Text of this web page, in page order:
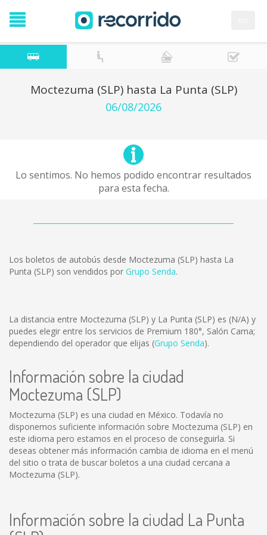
Moctezuma (SLP) hasta La Punta (SLP)
06/08/2026
Lo sentimos. No hemos podido encontrar resultados
para esta fecha.
Los boletos de autobús desde Moctezuma (SLP) hasta La
Punta (SLP) son vendidos por Grupo Senda.
La distancia entre Moctezuma (SLP) y La Punta (SLP) es (N/A) y
puedes elegir entre los servicios de Premium 180°, Salón Cama;
dependiendo del operador que elijas (Grupo Senda).
Información sobre la ciudad
Moctezuma (SLP)
Moctezuma (SLP) es una ciudad en México. Todavía no
disponemos suficiente información sobre Moctezuma (SLP) en
este idioma pero estamos en el proceso de conseguirla. Si
deseas obtener más información cambia de idioma en el menú
del sitio o trata de buscar boletos a una ciudad cercana a
Moctezuma (SLP).
Información sobre la ciudad La Punta